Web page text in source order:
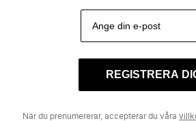
REGISTRERA
När du prenumererar, accepterar du våra